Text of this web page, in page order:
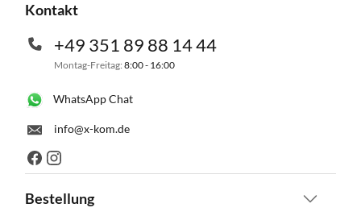
Kontakt
+49 351 89 88 14 44
Montag-Freitag: 8:00 - 16:00
WhatsApp Chat
info@x-kom.de
Bestellung